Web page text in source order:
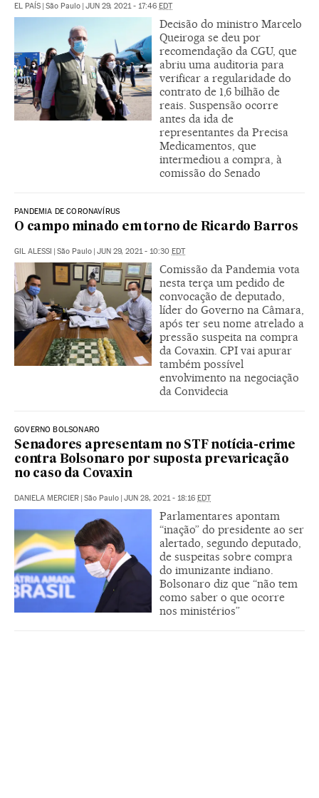
EL PAÍS | São Paulo | JUN 29, 2021 - 17:46 EDT
Decisão do ministro Marcelo
Queiroga se deu por
recomendação da CGU, que
abriu uma auditoria para
verificar a regularidade do
contrato de 1,6 bilhão de
reais. Suspensão ocorre
antes da ida de
representantes da Precisa
Medicamentos, que
intermediou a compra, à
comissão do Senado
PANDEMIA DE CORONAVÍRUS
O campo minado em torno de Ricardo Barros
GIL ALESSI | São Paulo | JUN 29, 2021 - 10:30 EDT
Comissão da Pandemia vota
nesta terça um pedido de
convocação de deputado,
líder do Governo na Câmara,
após ter seu nome atrelado a
pressão suspeita na compra
da Covaxin. CPI vai apurar
também possível
envolvimento na negociação
da Convidecia
GOVERNO BOLSONARO
Senadores apresentam no STF notícia-crime
contra Bolsonaro por suposta prevaricação
no caso da Covaxin
DANIELA MERCIER | São Paulo | JUN 28, 2021 - 18:16 EDT
Parlamentares apontam
“inação” do presidente ao ser
alertado, segundo deputado,
de suspeitas sobre compra
do imunizante indiano.
Bolsonaro diz que “não tem
como saber o que ocorre
nos ministérios”